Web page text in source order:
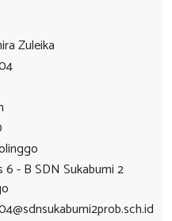
Zuleika
6 - B SDN Sukabumi 2